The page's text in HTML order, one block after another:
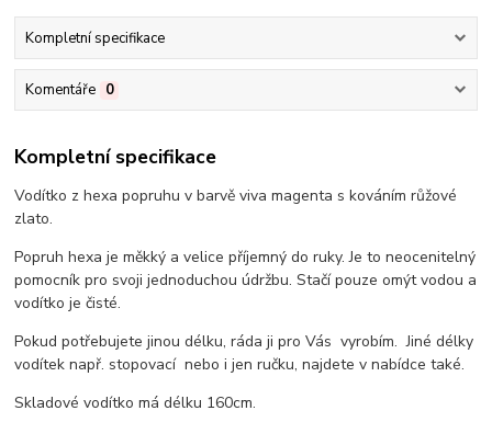
Kompletní specifikace
Komentáře 0
Kompletní specifikace
Vodítko z hexa popruhu v barvě viva magenta s kováním růžové
zlato.
Popruh hexa je měkký a velice příjemný do ruky. Je to neocenitelný
pomocník pro svoji jednoduchou údržbu. Stačí pouze omýt vodou a
vodítko je čisté.
Pokud potřebujete jinou délku, ráda ji pro Vás vyrobím. Jiné délky
vodítek např. stopovací nebo i jen ručku, najdete v nabídce také.
Skladové vodítko má délku 160cm.